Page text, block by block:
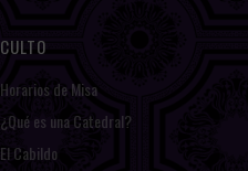
CULTO
Horarios de Misa
¿Qué es una Catedral?
El Cabildo